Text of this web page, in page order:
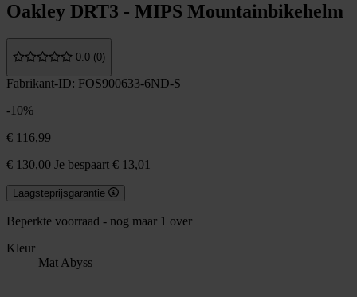
Oakley DRT3 - MIPS Mountainbikehelm
0.0 (0)
Fabrikant-ID: FOS900633-6ND-S
-10%
€ 116,99
€ 130,00 Je bespaart € 13,01
Laagsteprijsgarantie
Beperkte voorraad - nog maar 1 over
Kleur
Mat Abyss